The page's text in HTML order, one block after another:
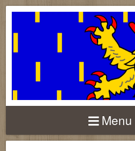
Menu